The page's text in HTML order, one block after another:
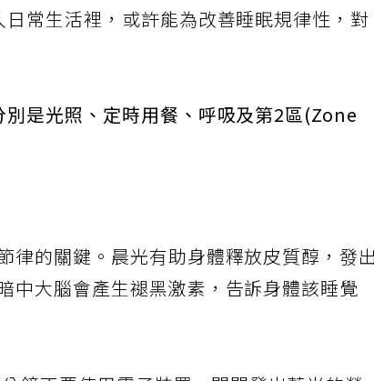
常生活裡，或許能為改善睡眠規律性，對
是光照、定時用餐、呼吸及第2區(Zone
律的關鍵。晨光有助身體釋放皮質醇，發
中大腦會產生褪黑激素，告訴身體該睡覺